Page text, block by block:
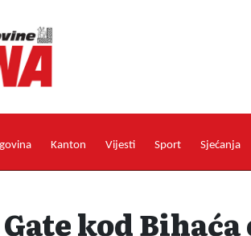
Kanton Vijesti Sport Sjećanja
kod